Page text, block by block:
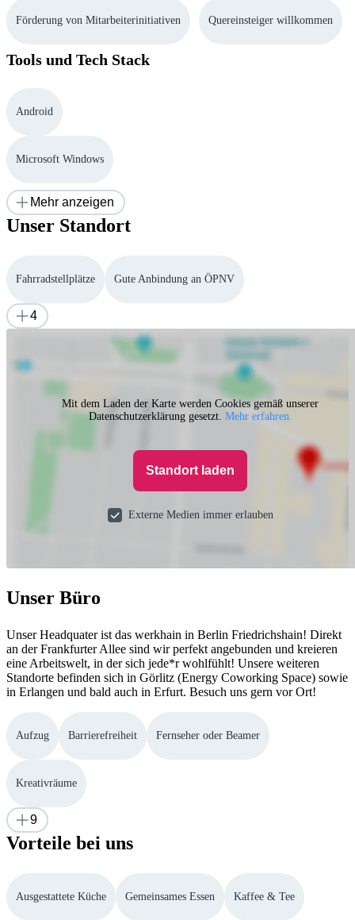
Förderung von Mitarbeiterinitiativen Quereinsteiger willkommen
Tools und Tech Stack
Android
Microsoft Windows
Mehr anzeigen
Unser Standort
Fahrradstellplätze Gute Anbindung an ÖPNV
4
Mit dem Laden der Karte werden Cookies gemäß unserer
Datenschutzerklärung gesetzt. Mehr erfahren.
Standort laden
Externe Medien immer erlauben
Unser Büro
Unser Headquater ist das werkhain in Berlin Friedrichshain! Direkt
an der Frankfurter Allee sind wir perfekt angebunden und kreieren
eine Arbeitswelt, in der sich jede*r wohlfühlt! Unsere weiteren
Standorte befinden sich in Görlitz (Energy Coworking Space) sowie
in Erlangen und bald auch in Erfurt. Besuch uns gern vor Ort!
Aufzug Barrierefreiheit Fernseher oder Beamer
Kreativräume
9
Vorteile bei uns
Ausgestattete Küche Gemeinsames Essen Kaffee & Tee